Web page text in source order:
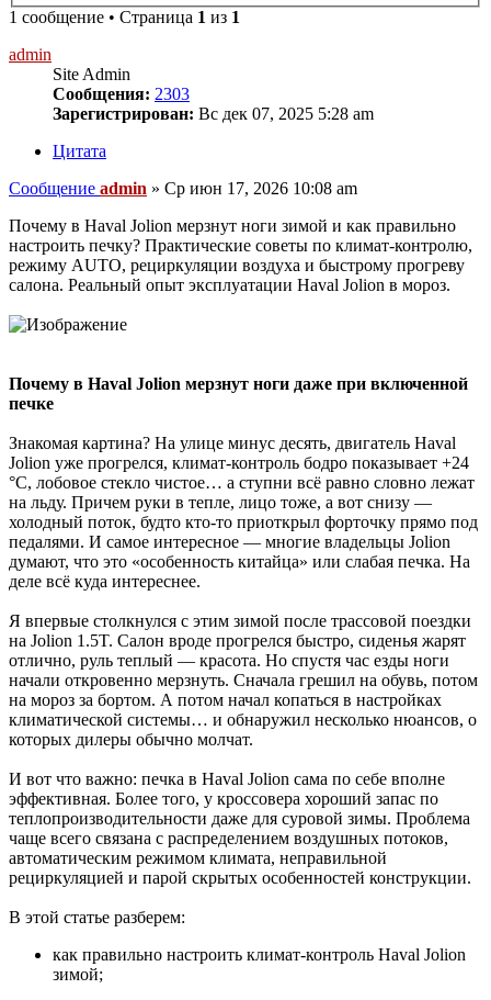
1 сообщение • Страница 1 из 1
admin
Site Admin
Сообщения: 2303
Зарегистрирован: Вс дек 07, 2025 5:28 am
Цитата
Сообщение admin » Ср июн 17, 2026 10:08 am
Почему в Haval Jolion мерзнут ноги зимой и как правильно
настроить печку? Практические советы по климат-контролю,
режиму AUTO, рециркуляции воздуха и быстрому прогреву
салона. Реальный опыт эксплуатации Haval Jolion в мороз.
Почему в Haval Jolion мерзнут ноги даже при включенной
печке
Знакомая картина? На улице минус десять, двигатель Haval
Jolion уже прогрелся, климат-контроль бодро показывает +24
°C, лобовое стекло чистое… а ступни всё равно словно лежат
на льду. Причем руки в тепле, лицо тоже, а вот снизу —
холодный поток, будто кто-то приоткрыл форточку прямо под
педалями. И самое интересное — многие владельцы Jolion
думают, что это «особенность китайца» или слабая печка. На
деле всё куда интереснее.
Я впервые столкнулся с этим зимой после трассовой поездки
на Jolion 1.5T. Салон вроде прогрелся быстро, сиденья жарят
отлично, руль теплый — красота. Но спустя час езды ноги
начали откровенно мерзнуть. Сначала грешил на обувь, потом
на мороз за бортом. А потом начал копаться в настройках
климатической системы… и обнаружил несколько нюансов, о
которых дилеры обычно молчат.
И вот что важно: печка в Haval Jolion сама по себе вполне
эффективная. Более того, у кроссовера хороший запас по
теплопроизводительности даже для суровой зимы. Проблема
чаще всего связана с распределением воздушных потоков,
автоматическим режимом климата, неправильной
рециркуляцией и парой скрытых особенностей конструкции.
В этой статье разберем:
как правильно настроить климат-контроль Haval Jolion
зимой;